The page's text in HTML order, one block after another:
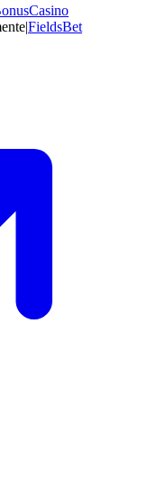
|FieldsBet